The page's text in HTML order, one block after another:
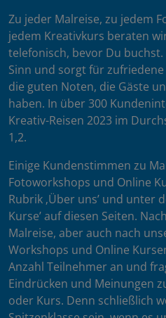
Zu jeder Malreise, zu jedem
jedem Kreativkurs beraten
telefonisch, bevor Du
Sinn und sorgt für
die guten Noten, die Gäste
haben. In über 300
Kreativ-Reisen 2023 im
1,2.
Einige Kundenstimmen zu
Fotoworkshops und Online
Rubrik ‚Über uns’ und unter
Kurse’ auf diesen Seiten.
Malreise, aber auch nach
Workshops und Online
Anzahl Teilnehmer an und
Eindrücken und Meinungen
oder Kurs. Denn schließlich